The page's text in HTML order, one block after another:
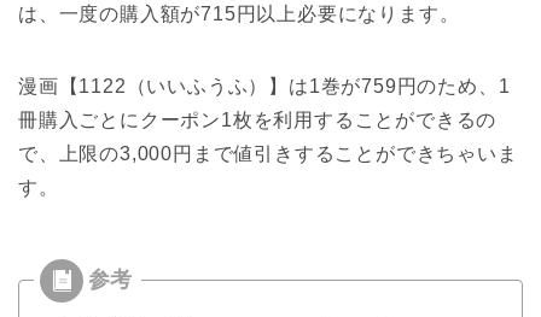
は、一度の購入額が715円以上必要になります。
漫画【1122（いいふうふ）】は1巻が759円のため、1
冊購入ごとにクーポン1枚を利用することができるの
で、上限の3,000円まで値引きすることができちゃいま
す。